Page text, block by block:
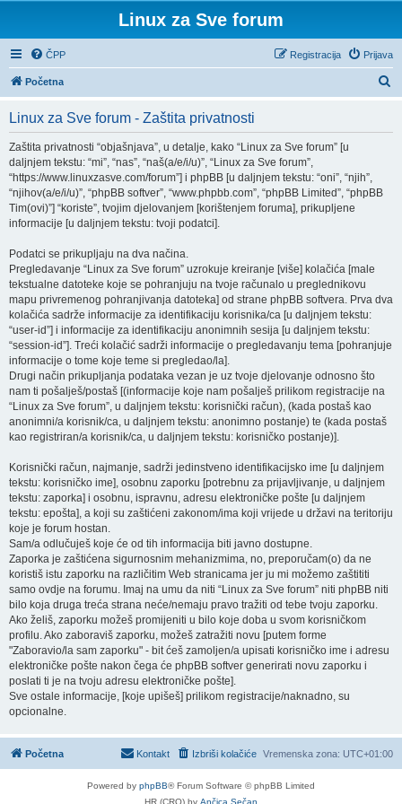
Linux za Sve forum
ČPP Prijava
Registracija
Početna
Linux za Sve forum - Zaštita privatnosti
Zaštita privatnosti “objašnjava”, u detalje, kako “Linux za Sve forum” [u
daljnjem tekstu: “mi”, “nas”, “naš(a/e/i/u)”, “Linux za Sve forum”,
“https://www.linuxzasve.com/forum”] i phpBB [u daljnjem tekstu: “oni”, “njih”,
“njihov(a/e/i/u)”, “phpBB softver”, “www.phpbb.com”, “phpBB Limited”, “phpBB
Tim(ovi)”] “koriste”, tvojim djelovanjem [korištenjem foruma], prikupljene
informacije [u daljnjem tekstu: tvoji podatci].
Podatci se prikupljaju na dva načina.
Pregledavanje “Linux za Sve forum” uzrokuje kreiranje [više] kolačića [male
tekstualne datoteke koje se pohranjuju na tvoje računalo u preglednikovu
mapu privremenog pohranjivanja datoteka] od strane phpBB softvera. Prva dva
kolačića sadrže informacije za identifikaciju korisnika/ca [u daljnjem tekstu:
“user-id”] i informacije za identifikaciju anonimnih sesija [u daljnjem tekstu:
“session-id”]. Treći kolačić sadrži informacije o pregledavanju tema [pohranjuje
informacije o tome koje teme si pregledao/la].
Drugi način prikupljanja podataka vezan je uz tvoje djelovanje odnosno što
nam ti pošalješ/postaš [(informacije koje nam pošalješ prilikom registracije na
“Linux za Sve forum”, u daljnjem tekstu: korisnički račun), (kada postaš kao
anonimni/a korisnik/ca, u daljnjem tekstu: anonimno postanje) te (kada postaš
kao registriran/a korisnik/ca, u daljnjem tekstu: korisničko postanje)].
Korisnički račun, najmanje, sadrži jedinstveno identifikacijsko ime [u daljnjem
tekstu: korisničko ime], osobnu zaporku [potrebnu za prijavljivanje, u daljnjem
tekstu: zaporka] i osobnu, ispravnu, adresu elektroničke pošte [u daljnjem
tekstu: epošta], a koji su zaštićeni zakonom/ima koji vrijede u državi na teritoriju
koje je forum hostan.
Sam/a odlučuješ koje će od tih informacija biti javno dostupne.
Zaporka je zaštićena sigurnosnim mehanizmima, no, preporučam(o) da ne
koristiš istu zaporku na različitim Web stranicama jer ju mi možemo zaštititi
samo ovdje na forumu. Imaj na umu da niti “Linux za Sve forum” niti phpBB niti
bilo koja druga treća strana neće/nemaju pravo tražiti od tebe tvoju zaporku.
Ako želiš, zaporku možeš promijeniti u bilo koje doba u svom korisničkom
profilu. Ako zaboraviš zaporku, možeš zatražiti novu [putem forme
"Zaboravio/la sam zaporku" - bit ćeš zamoljen/a upisati korisničko ime i adresu
elektroničke pošte nakon čega će phpBB softver generirati novu zaporku i
poslati ti je na tvoju adresu elektroničke pošte].
Sve ostale informacije, [koje upišeš] prilikom registracije/naknadno, su
opcionalne.
Početna Vremenska zona: UTC+01:00
Izbriši kolačiće
Kontakt
Powered by phpBB® Forum Software © phpBB Limited
HR (CRO) by Ančica Sečan